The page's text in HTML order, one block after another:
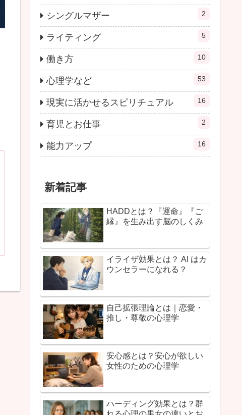
シングルマザー 2
ライティング 5
働き方 10
心理学など 53
現実に活かせるスピリチュアル 16
育児とお仕事 2
能力アップ 16
新着記事
HADDとは？『運命』『ご
縁』を生み出す脳のしくみ
イライザ効果とは？ AI はカ
ウンセラーになれる？
自己拡張理論とは｜恋愛・
推し・尊敬の心理学
安心感とは？安心が欲しい
女性のための心理学
ハーディング効果とは？群